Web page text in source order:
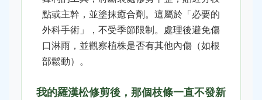
點或主幹，並塗抹癒合劑。這屬於「必要的
外科手術」，不受季節限制。處理後避免傷
口淋雨，並觀察植株是否有其他內傷（如根
部鬆動）。
我的羅漢松修剪後，那個枝條一直不發新